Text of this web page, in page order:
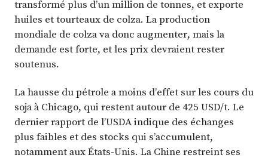
transformé plus d’un million de tonnes, et exporte
huiles et tourteaux de colza. La production
mondiale de colza va donc augmenter, mais la
demande est forte, et les prix devraient rester
soutenus.
La hausse du pétrole a moins d’effet sur les cours du
soja à Chicago, qui restent autour de 425 USD/t. Le
dernier rapport de l’USDA indique des échanges
plus faibles et des stocks qui s’accumulent,
notamment aux États-Unis. La Chine restreint ses